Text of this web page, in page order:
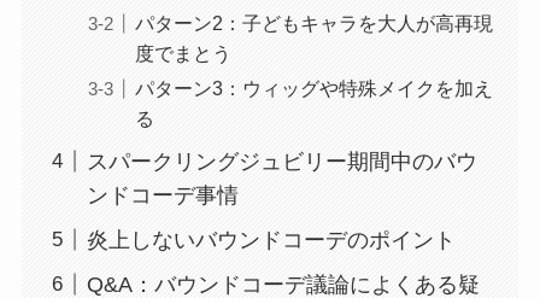
パターン2：子どもキャラを大人が高再現
度でまとう
パターン3：ウィッグや特殊メイクを加え
る
スパークリングジュビリー期間中のバウ
ンドコーデ事情
炎上しないバウンドコーデのポイント
Q&A：バウンドコーデ議論によくある疑